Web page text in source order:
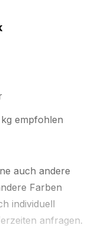
empfohlen
auch andere
Farben
individuell
anfragen.